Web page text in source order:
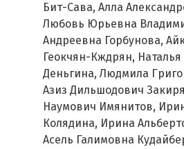
Бит-Сава, Алла
Любовь Юрьевна
Андреевна Горбунова,
Геокчян-Кждрян,
Деньгина, Людмила
Азиз Дильшодович
Наумович Имянитов,
Колядина, Ирина
Асель Галимовна